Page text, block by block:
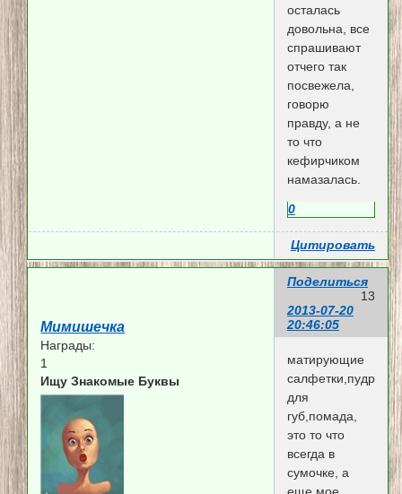
осталась
довольна, все
спрашивают
отчего так
посвежела,
говорю
правду, а не
то что
кефирчиком
намазалась.
0
Цитировать
Поделиться
13
2013-07-20
20:46:05
Мимишечка
Награды:
1
Ищу Знакомые Буквы
матирующие
для
губ,помада,
это то что
всегда в
сумочке, а
еще мое